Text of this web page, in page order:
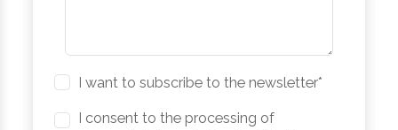
I want to subscribe to the newsletter*
I consent to the processing of